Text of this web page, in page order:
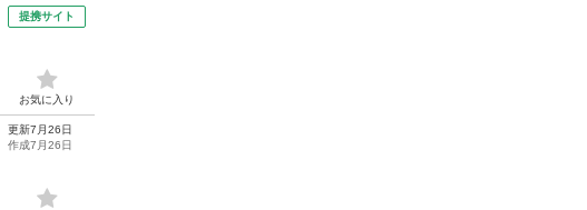
提携サイト
お気に入り
更新7月26日
作成7月26日